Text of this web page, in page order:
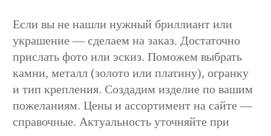
Если вы не нашли нужный бриллиант или
украшение — сделаем на заказ. Достаточно
прислать фото или эскиз. Поможем выбрать
камни, металл (золото или платину), огранку
и тип крепления. Создадим изделие по вашим
пожеланиям. Цены и ассортимент на сайте —
справочные. Актуальность уточняйте при